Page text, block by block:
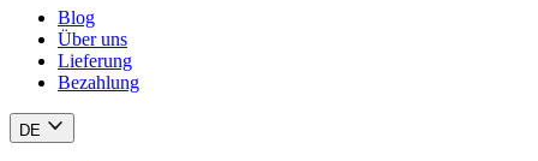
Blog
Über uns
Lieferung
Bezahlung
DE